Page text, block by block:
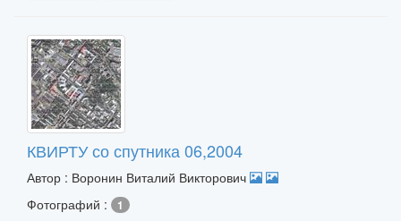
КВИРТУ со спутника 06,2004
Автор : Воронин Виталий Викторович
Фотографий :
1